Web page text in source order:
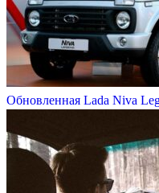
Обновленная Lada Niva